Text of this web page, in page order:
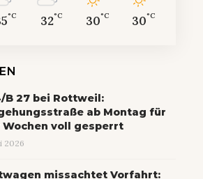
°C 32°C 30°C 30°C
B 27 bei Rottweil:
ab Montag für
Wochen voll gesperrt
2026
missachtet Vorfahrt: